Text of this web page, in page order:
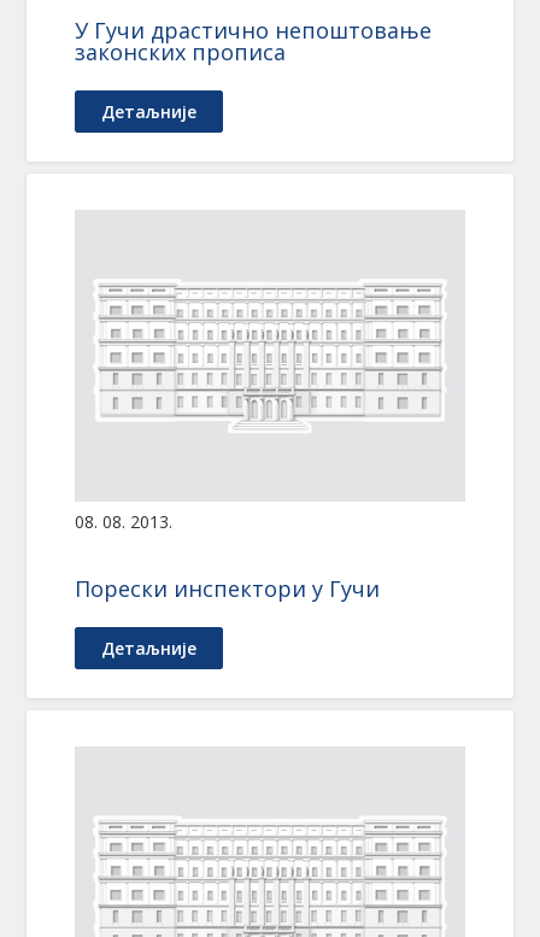
У Гучи драстично непоштовање
законских прописа
Детаљније
08. 08. 2013.
Порески инспектори у Гучи
Детаљније